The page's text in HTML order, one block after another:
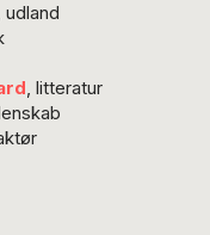
udland
, litteratur